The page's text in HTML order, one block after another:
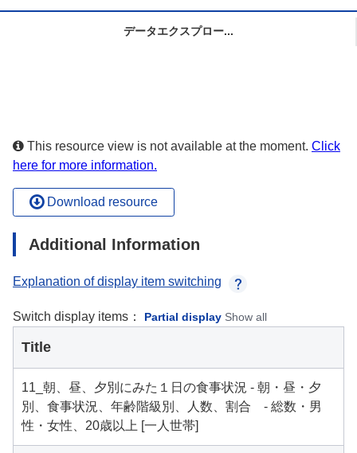
データエクスプロー...
This resource view is not available at the moment. Click
here for more information.
Download resource
Additional Information
Explanation of display item switching
Switch display items： Partial display Show all
Title
11_朝、昼、夕別にみた１日の食事状況 - 朝・昼・夕
別、食事状況、年齢階級別、人数、割合 - 総数・男
性・女性、20歳以上 [一人世帯]